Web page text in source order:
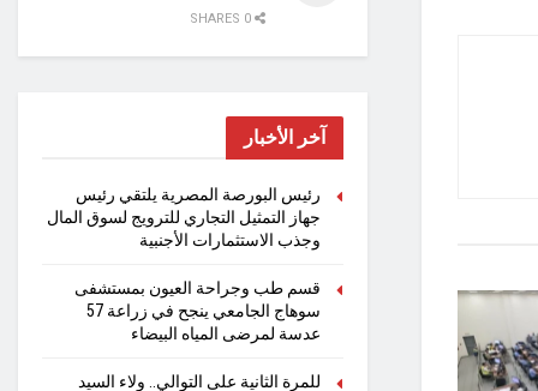
آخر الأخبار
رئيس البورصة المصرية يلتقي رئيس
جهاز التمثيل التجاري للترويج لسوق المال
وجذب الاستثمارات الأجنبية
قسم طب وجراحة العيون بمستشفى
سوهاج الجامعي ينجح في زراعة 57
عدسة لمرضى المياه البيضاء
للمرة الثانية على التوالي.. ولاء السيد